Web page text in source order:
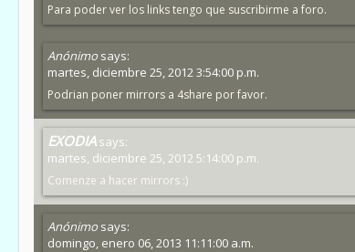
Para poder ver los links tengo que suscribirme a foro.
Anónimo says:
martes, diciembre 25, 2012 3:54:00 p.m.
Podrian poner mirrors a 4share por favor.
EXODIA says:
martes, diciembre 25, 2012 5:14:00 p.m.
Comenze a hacer mirrors :)
Anónimo says:
domingo, enero 06, 2013 11:11:00 a.m.